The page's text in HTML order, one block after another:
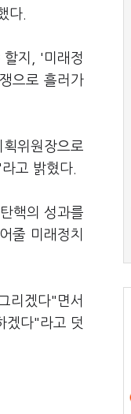
다.
할지, '미래정
으로 흘러가
위원장으로
고 밝혔다.
핵의 성과를
줄 미래정치
리겠다"면서
겠다"라고 덧